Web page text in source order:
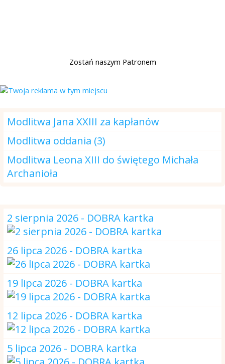
Zostań naszym Patronem
Modlitwa Jana XXIII za kapłanów
Modlitwa oddania (3)
Modlitwa Leona XIII do świętego Michała
Archanioła
2 sierpnia 2026 - DOBRA kartka
26 lipca 2026 - DOBRA kartka
19 lipca 2026 - DOBRA kartka
12 lipca 2026 - DOBRA kartka
5 lipca 2026 - DOBRA kartka